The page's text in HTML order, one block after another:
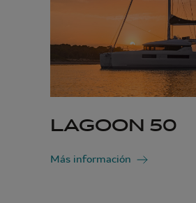
LAGOON 50
Más información